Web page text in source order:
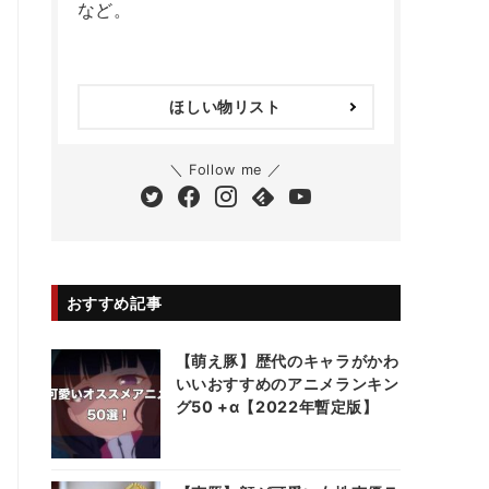
など。
ほしい物リスト
＼ Follow me ／
おすすめ記事
【萌え豚】歴代のキャラがかわ
いいおすすめのアニメランキン
グ50 +α【2022年暫定版】